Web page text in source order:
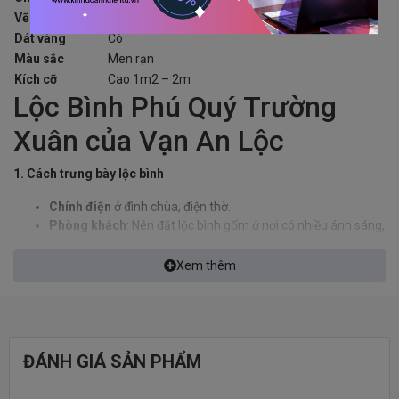
Vẽ vàng
Dát vàng
Có
Màu sắc
Men rạn
Kích cỡ
Cao 1m2 – 2m
Lộc Bình Phú Quý Trường
Xuân của Vạn An Lộc
1. Cách trưng bày lộc bình
Chính điện ở đình chùa, điện thờ.
Phòng khách: Nên đặt lộc bình gốm ở nơi có nhiều ánh sáng,
độ sang trọng cho ngôi nhà hoặc đặt ở vị trí tài lộc, sinh khí
sau sẽ phát huy tối đa công dụng kích tài lộc, bảo quản tiền
Xem thêm
ĐÁNH GIÁ SẢN PHẨM